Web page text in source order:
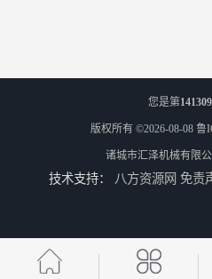
您是第
版权所有 ©2026-08-08 鲁
诸城市汇泽机械有限
技术支持： 八方资源网 免责